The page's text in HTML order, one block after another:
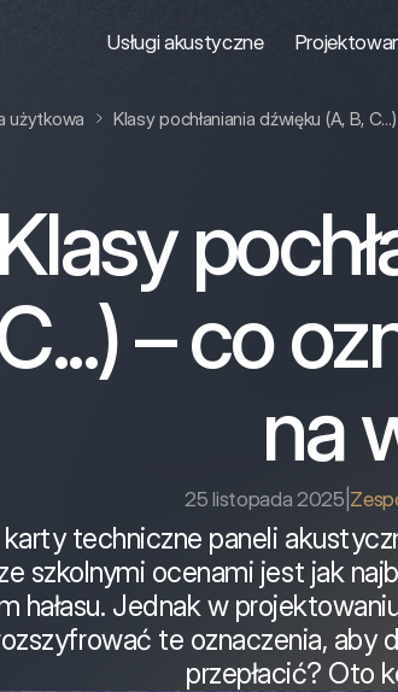
Usługi akustyczne
Klasy
– co
na
25 listopada 2025
techniczne paneli
szkolnymi ocenami jest jak
hałasu. Jednak w
te oznaczenia, aby
przepłacić? Oto
użytkowa Klasy pochłaniania dźwięku (A, B,